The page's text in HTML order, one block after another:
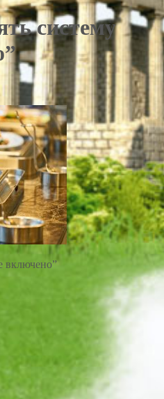
систему
включено”